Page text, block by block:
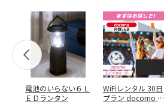
電池のいらない６Ｌ
ＥＤランタン
WiFiレンタル 30日
プラン docomo 月